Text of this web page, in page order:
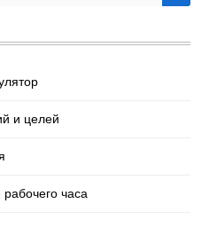
и целей
рабочего часа